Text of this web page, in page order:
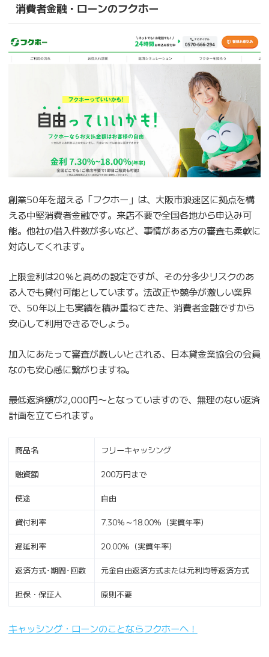
消費者金融・ローンのフクホー
創業50年を超える「フクホー」は、大阪市浪速区に拠点を構
える中堅消費者金融です。来店不要で全国各地から申込み可
能。他社の借入件数が多いなど、事情がある方の審査も柔軟に
対応してくれます。
上限金利は20％と高めの設定ですが、その分多少リスクのあ
る人でも貸付可能としています。法改正や競争が激しい業界
で、50年以上も実績を積み重ねてきた、消費者金融ですから
安心して利用できるでしょう。
加入にあたって審査が厳しいとされる、日本貸金業協会の会員
なのも安心感に繋がりますね。
最低返済額が2,000円〜となっていますので、無理のない返済
計画を立てられます。
商品名 フリーキャッシング
融資額 200万円まで
使途 自由
貸付利率 7.30％～18.00％（実質年率）
遅延利率 20.00%（実質年率）
返済方式･期間･回数 元金自由返済方式または元利均等返済方式
担保・保証人 原則不要
キャッシング・ローンのことならフクホーへ！